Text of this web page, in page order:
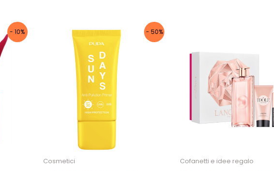
- 10% - 50%
Cosmetici Cofanetti e idee regalo
Autorizzo il trattamento dei dati
Non inviamo spam! Leggi la nostra
Informativa
sulla privacy
per avere maggiori informazioni.